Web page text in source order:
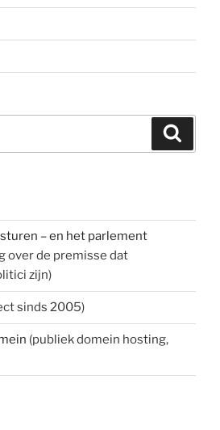
– en het parlement
over de premisse dat
zijn)
sinds 2005)
(publiek domein hosting,